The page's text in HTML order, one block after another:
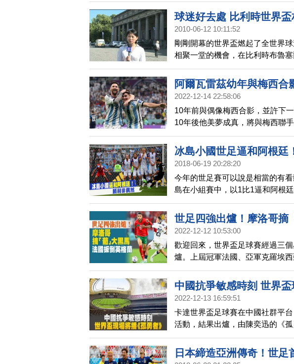
球迷好去處 比利時世界
2010-06-12 10:11:52
剛剛開幕的世界盃燃起了全世界
相聚一堂的機會，在比利時布魯塞
阿爾瓦雷茲幼年與梅西
2022-12-14 22:58:06
10年前與偶像梅西合影，並許下
10年後他美夢成真，將與梅西聯
賽的冠軍。
冰島小國世足逼和阿根廷
2018-06-19 20:28:20
今年的世足賽可以說是相當的有
島在小組賽中，以1比1逼和阿根
北歐小國，如何能戰勝有球王梅
解。
世足四強出爐！摩洛哥摘
蘭
2022-12-12 10:53:00
歡迎回來，世界盃足球賽經過三
爐。上屆冠軍法國、亞軍克羅埃
一美洲代表，非洲摩洛哥則是打
世足四強的非洲國家。
中國抗爭敏感時刻 世界盃
2022-12-13 16:59:51
卡達世界盃足球賽在中國社群平
活動，結果出爐，由陳奕迅的《
數最高的前兩名。世界杯官方11
在半決賽（四強賽）現場播放。
喜愛的足球明星，但隨著中國民
日本締造亞洲傳奇！世足